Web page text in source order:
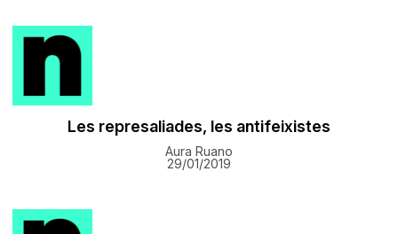
Les represaliades, les antifeixistes
Aura Ruano
29/01/2019